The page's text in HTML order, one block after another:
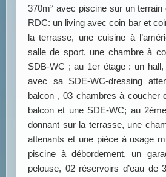
370m² avec piscine sur un terrain
RDC: un living avec coin bar et
la terrasse, une cuisine à
salle de sport, une chambre à
SDB-WC ; au 1er étage : un
avec sa SDE-WC-dressing
balcon , 03 chambres à coucher
balcon et une SDE-WC; au
donnant sur la terrasse, une
attenants et une pièce à usage
piscine à débordement, un
pelouse, 02 réservoirs d’eau de